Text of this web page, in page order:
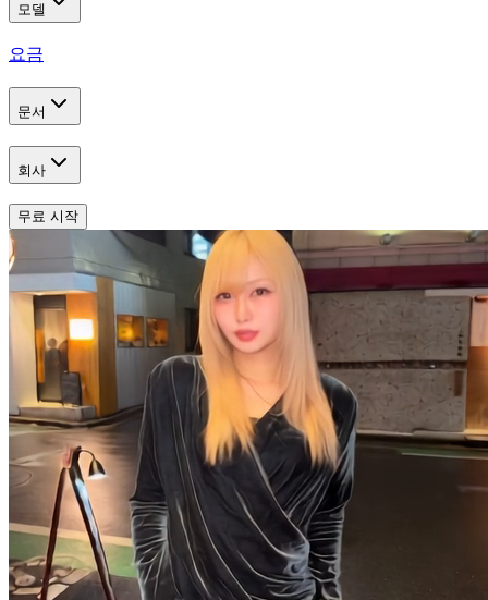
모델
요금
문서
회사
무료 시작